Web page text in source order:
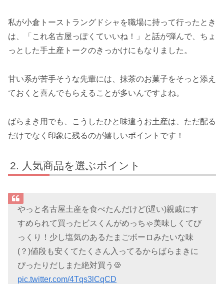
私が小倉トーストラングドシャを職場に持って行ったとき
は、「これ名古屋っぽくていいね！」と話が弾んで、ちょ
っとした手土産トークのきっかけにもなりました。
甘い系が苦手そうな先輩には、抹茶のお菓子をそっと添え
ておくと喜んでもらえることが多いんですよね。
ばらまき用でも、こうしたひと味違うお土産は、ただ配る
だけでなく印象に残るのが嬉しいポイントです！
人気商品を選ぶポイント
やっと名古屋土産を食べたんだけど(遅い)親戚にす
すめられて買ったビスくんがめっちゃ美味しくてび
っくり！少し塩気のあるたまごボーロみたいな味
(？)値段も安くてたくさん入ってるからばらまきに
ぴったりだしまた絶対買う🍪
pic.twitter.com/4Tqs3lCqCD